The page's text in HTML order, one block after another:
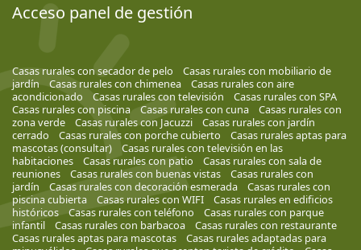
Acceso panel de gestión
Casas rurales con secador de pelo
Casas rurales con mobiliario de
jardín
Casas rurales con chimenea
Casas rurales con aire
acondicionado
Casas rurales con televisión
Casas rurales con SPA
Casas rurales con piscina
Casas rurales con cuna
Casas rurales con
zona verde
Casas rurales con Jacuzzi
Casas rurales con jardín
cerrado
Casas rurales con porche cubierto
Casas rurales aptas para
mascotas (consultar)
Casas rurales con televisión en las
habitaciones
Casas rurales con patio
Casas rurales con sala de
reuniones
Casas rurales con buenas vistas
Casas rurales con
jardín
Casas rurales con decoración esmerada
Casas rurales con
piscina cubierta
Casas rurales con WIFI
Casas rurales en edificios
históricos
Casas rurales con teléfono
Casas rurales con parque
infantil
Casas rurales con barbacoa
Casas rurales con restaurante
Casas rurales aptas para mascotas
Casas rurales adaptadas para